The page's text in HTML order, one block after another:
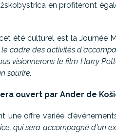
en profiteront
été culturel est la Journée
cadre des activités
visionnerons le film Harry
sourire.
ouvert par Ander de
une offre variée
qui sera accompagné d'un